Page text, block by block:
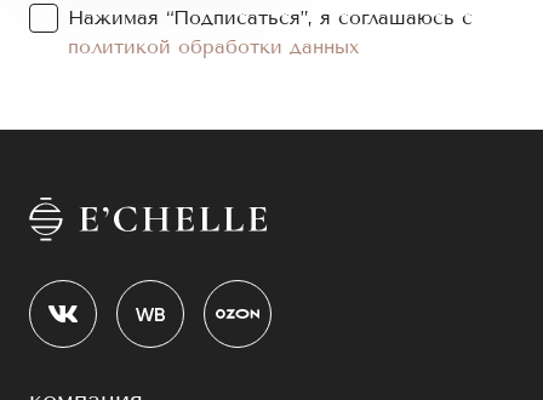
Нажимая “Подписаться”, я соглашаюсь с
политикой обработки данных